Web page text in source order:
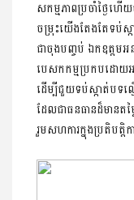
សកម្មភាពប្រចាំថ្ងៃ​ហើ
ចម្រុះយើងតែងតែទប់ស្
ជាចុងបញ្ចប់ ឯកឧត្តមអ
បេសកកម្មប្រកបដោយ
ដើម្បី​ជួយទប់ស្កាត់បទល្
ដែលជា​ធនធាន​ដ៏មានត
រួមសហកា​រក្នុងប្រតិបត្តិក